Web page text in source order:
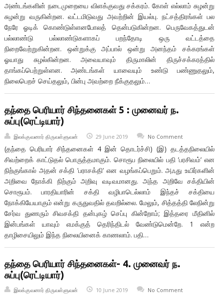
அண்டங்களின் நடைமுறையை விளக்குவது சக்கரம். கோள் எல்லாம் சுழன்று
சுழன்று வருகின்றன. வட்டமிடுவது அவற்றின் இயல்பு. நட்சத்திரங்கள் பல
நேரே ஓடிக் கொண்டுள்ளனபோலத் தென்படுகின்றன. பெருவேகத்துடன்
பல்லாண்டு பல்லாண்டுகளாகப் பறந்தோடி ஒரு வட்டத்தை
நிறைவேற்றுகின்றன. ஒன்றுக்கு அப்பால் ஒன்று அனந்தம் சக்கரங்கள்
ஓயாது சுழல்கின்றன. அவையாவும் திருமாலின் திருச்சக்கரத்தில்
தாங்கப்பெற்றுள்ளன. அண்டங்கள் யாவையும் உண்டு பண்ணுதலும்,
நிலைபெறச் செய்தலும், பின்பு அவற்றை நீக்குதலும்…
தந்தை பெரியார் சிந்தனைகள் 5 : முனைவர் ந.
சுப்பு(ரெட்டியார்)
இலக்குவனார் திருவள்ளுவன் 29 June 2019 No Comment
(தந்தை பெரியார் சிந்தனைகள் 4 இன் தொடர்ச்சி) (இ) தடத்தநிலையில்
சிவற்றைக் காட்டுதல் பொருத்தமாகும். சொரூப நிலையில் பதி ‘பரசிவம்‘ என
நிற்குங்கால் அதன் சக்தி ‘பராசக்தி‘ என வழங்கப்பெறும். அஃது உயிர்களின்
அறிவை நோக்கி நிற்கும் அறிவு வடிவமானது. அந்த அறிவே சக்தியின்
சொரூபம். பாரதியாரின் சக்தி வழிபாடெல்லாம் இந்தச் சக்தியை
நோக்கியேயாகும் என்று கருதுவதில் தவறில்லை. மேலும், சித்தத்தி லேநின்று
சேர்வ துணரும் ⁠சிவசக்தி தன்புகழ் செப்பு கின்றோம்; இத்தரை மீதினில்
இன்பங்கள் யாவும் ⁠எமக்குத் தெரிந்திடல் வேண்டுமென்றே. 1 என்ற
தாழிசையிலும் இந்த நிலையினைக் காணலாம். பதி…
தந்தை பெரியார் சிந்தனைகள்- 4. முனைவர் ந.
சுப்பு(ரெட்டியார்)
இலக்குவனார் திருவள்ளுவன் 10 June 2019 No Comment